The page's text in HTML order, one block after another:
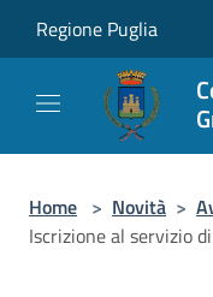
Regione Puglia
Home > Novità >
Iscrizione al servizio